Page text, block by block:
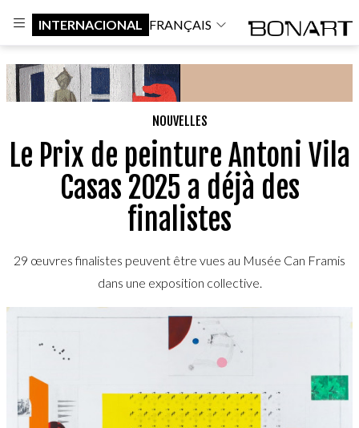
INTERNACIONAL FRANÇAIS
NOUVELLES
Le Prix de peinture Antoni Vila
Casas 2025 a déjà des
finalistes
29 œuvres finalistes peuvent être vues au Musée Can Framis
dans une exposition collective.